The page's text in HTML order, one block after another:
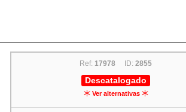
Ref:17978 ID:2855
Descatalogado
Ver alternativas